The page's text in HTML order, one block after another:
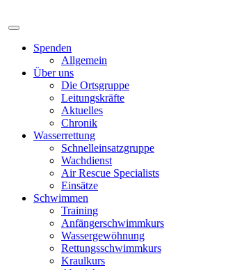
Spenden
Allgemein
Über uns
Die Ortsgruppe
Leitungskräfte
Aktuelles
Chronik
Wasserrettung
Schnelleinsatzgruppe
Wachdienst
Air Rescue Specialists
Einsätze
Schwimmen
Training
Anfängerschwimmkurs
Wassergewöhnung
Rettungsschwimmkurs
Kraulkurs